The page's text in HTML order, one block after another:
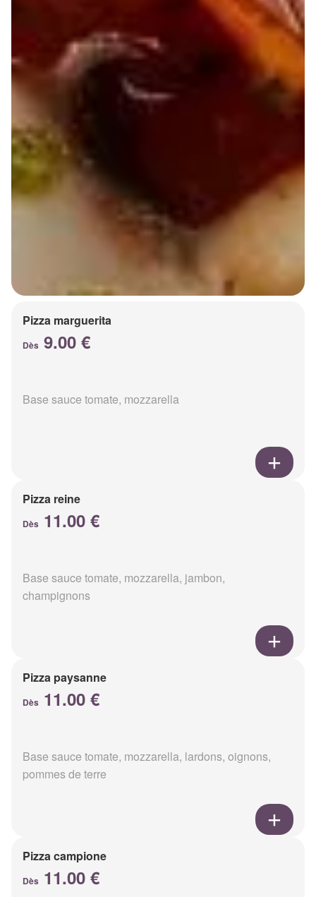
Pizza marguerita
Dès 9.00 €
Base sauce tomate, mozzarella
Pizza reine
Dès 11.00 €
Base sauce tomate, mozzarella, jambon,
champignons
Pizza paysanne
Dès 11.00 €
Base sauce tomate, mozzarella, lardons, oignons,
pommes de terre
Pizza campione
Dès 11.00 €